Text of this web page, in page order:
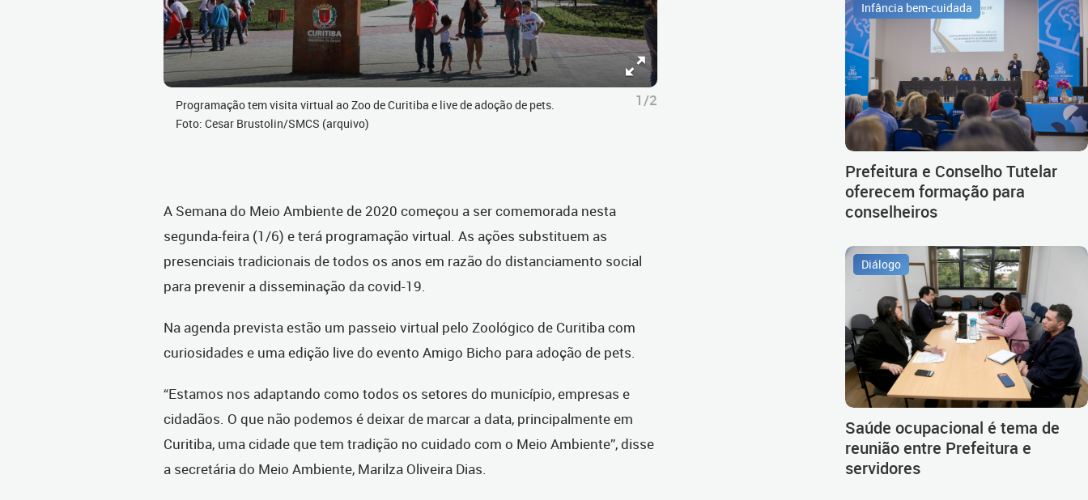
Programação tem visita virtual ao Zoo de Curitiba e live de adoção de pets.
Foto: Cesar Brustolin/SMCS (arquivo)
1/2
A Semana do Meio Ambiente de 2020 começou a ser comemorada nesta
segunda-feira (1/6) e terá programação virtual. As ações substituem as
presenciais tradicionais de todos os anos em razão do distanciamento social
para prevenir a disseminação da covid-19.
Na agenda prevista estão um passeio virtual pelo Zoológico de Curitiba com
curiosidades e uma edição live do evento Amigo Bicho para adoção de pets.
“Estamos nos adaptando como todos os setores do município, empresas e
cidadãos. O que não podemos é deixar de marcar a data, principalmente em
Curitiba, uma cidade que tem tradição no cuidado com o Meio Ambiente”, disse
a secretária do Meio Ambiente, Marilza Oliveira Dias.
Infância bem-cuidada
Prefeitura e Conselho Tutelar
oferecem formação para
conselheiros
Diálogo
Saúde ocupacional é tema de
reunião entre Prefeitura e
servidores